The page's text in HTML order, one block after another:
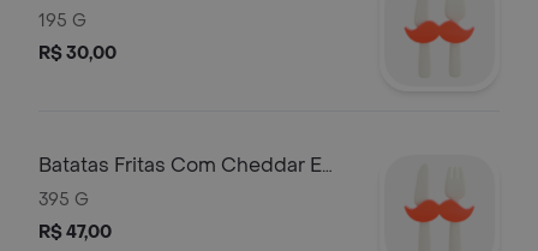
Bacon M
195 G
R$ 30,00
Batatas Fritas Com Cheddar E
Bacon G G
395 G
R$ 47,00